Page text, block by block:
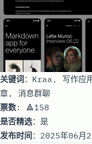
关键词：Kraa, 写作应
章, 消息群聊
票数: 🔺158
是否精选：是
发布时间 ：2025年06